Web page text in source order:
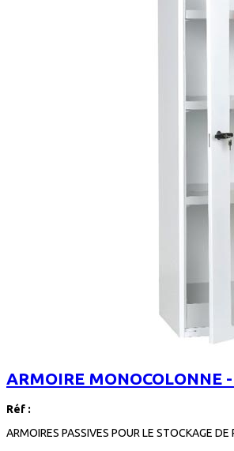
ARMOIRE MONOCOLONNE
Réf :
ARMOIRES PASSIVES POUR LE STOCKAGE